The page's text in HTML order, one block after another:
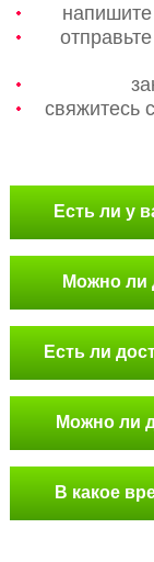
свяжитесь
Есть ли у
Можно ли
Есть ли
Можно ли
В какое